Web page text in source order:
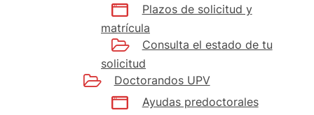
Plazos de solicitud y
matrícula
Consulta el estado de tu
solicitud
Doctorandos UPV
Ayudas predoctorales